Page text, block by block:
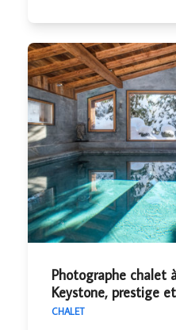
Photographe chalet
Keystone, prestige
CHALET